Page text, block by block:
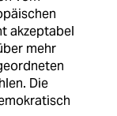
akzeptabel
mehr
Die